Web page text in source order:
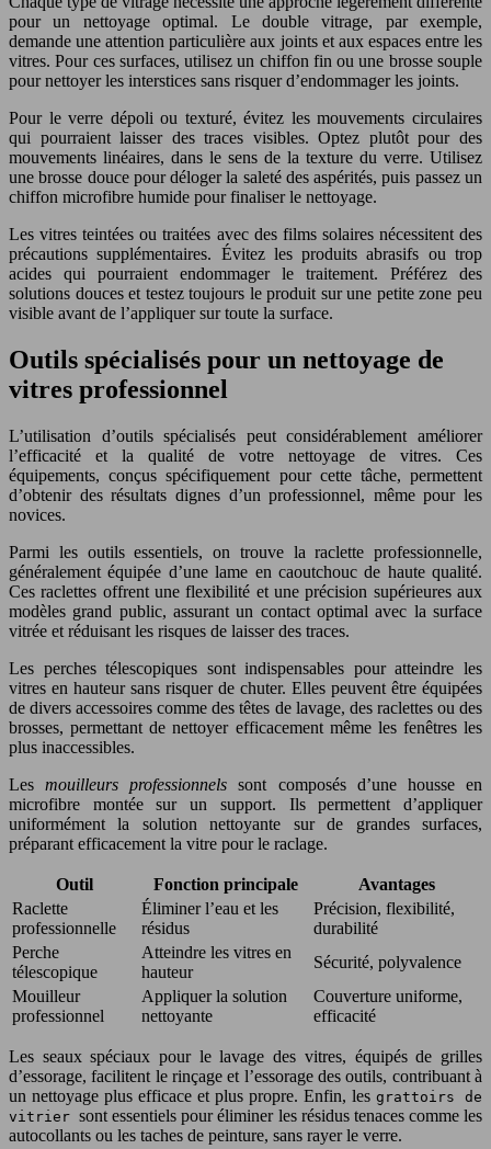
pour un nettoyage optimal. Le double vitrage, par exemple,
demande une attention particulière aux joints et aux espaces entre les
vitres. Pour ces surfaces, utilisez un chiffon fin ou une brosse souple
pour nettoyer les interstices sans risquer d’endommager les joints.
Pour le verre dépoli ou texturé, évitez les mouvements circulaires
qui pourraient laisser des traces visibles. Optez plutôt pour des
mouvements linéaires, dans le sens de la texture du verre. Utilisez
une brosse douce pour déloger la saleté des aspérités, puis passez un
chiffon microfibre humide pour finaliser le nettoyage.
Les vitres teintées ou traitées avec des films solaires nécessitent des
précautions supplémentaires. Évitez les produits abrasifs ou trop
acides qui pourraient endommager le traitement. Préférez des
solutions douces et testez toujours le produit sur une petite zone peu
visible avant de l’appliquer sur toute la surface.
Outils spécialisés pour un nettoyage de
vitres professionnel
L’utilisation d’outils spécialisés peut considérablement améliorer
l’efficacité et la qualité de votre nettoyage de vitres. Ces
équipements, conçus spécifiquement pour cette tâche, permettent
d’obtenir des résultats dignes d’un professionnel, même pour les
novices.
Parmi les outils essentiels, on trouve la raclette professionnelle,
généralement équipée d’une lame en caoutchouc de haute qualité.
Ces raclettes offrent une flexibilité et une précision supérieures aux
modèles grand public, assurant un contact optimal avec la surface
vitrée et réduisant les risques de laisser des traces.
Les perches télescopiques sont indispensables pour atteindre les
vitres en hauteur sans risquer de chuter. Elles peuvent être équipées
de divers accessoires comme des têtes de lavage, des raclettes ou des
brosses, permettant de nettoyer efficacement même les fenêtres les
plus inaccessibles.
Lesmouilleurs professionnelssont composés d’une housse en
microfibre montée sur un support. Ils permettent d’appliquer
uniformément la solution nettoyante sur de grandes surfaces,
préparant efficacement la vitre pour le raclage.
Outil Fonction principale
Avantages
Raclette
professionnelle
Éliminer l’eau et les
résidus
Précision, flexibilité,
durabilité
Perche
télescopique
Atteindre les vitres en
hauteur
Sécurité, polyvalence
Mouilleur
professionnel
Appliquer la solution
nettoyante
Couverture uniforme,
efficacité
Les seaux spéciaux pour le lavage des vitres, équipés de grilles
d’essorage, facilitent le rinçage et l’essorage des outils, contribuant à
un nettoyage plus efficace et plus propre. Enfin, les grattoirs de
vitriersont essentiels pour éliminer les résidus tenaces comme les
autocollants ou les taches de peinture, sans rayer le verre.